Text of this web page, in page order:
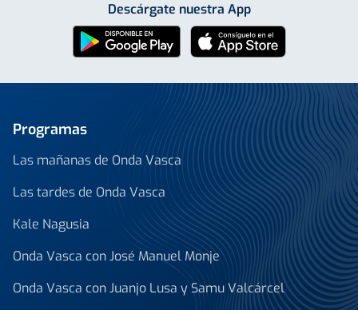
Descárgate nuestra App
Programas
Las mañanas de Onda Vasca
Las tardes de Onda Vasca
Kale Nagusia
Onda Vasca con José Manuel Monje
Onda Vasca con Juanjo Lusa y Samu Valcárcel